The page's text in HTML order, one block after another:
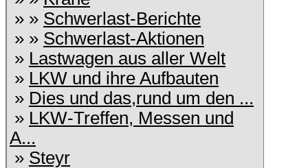
» » Schwerlast-Berichte
» » Schwerlast-Aktionen
» Lastwagen aus aller Welt
» LKW und ihre Aufbauten
» Dies und das,rund um den ...
» LKW-Treffen, Messen und
A...
» Steyr